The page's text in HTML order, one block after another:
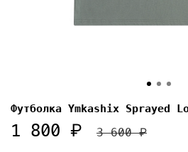
Футболка Ymkashix Sprayed
1 800 ₽ 3 600 ₽